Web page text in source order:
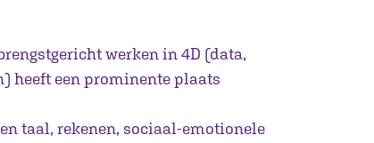
werken in 4D (data,
heeft een prominente plaats
taal, rekenen, sociaal-emotionele